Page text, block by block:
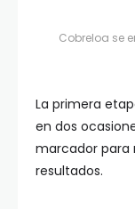
Cobreloa se
La primera
en dos
marcador para
resultados.